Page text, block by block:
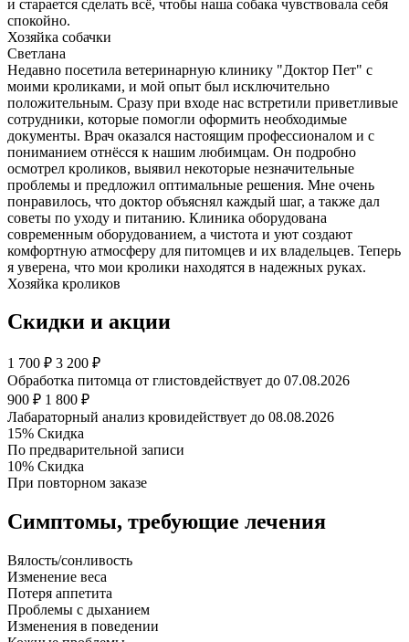
и старается сделать всё, чтобы наша собака чувствовала себя
спокойно.
Хозяйка собачки
Светлана
Недавно посетила ветеринарную клинику "Доктор Пет" с
моими кроликами, и мой опыт был исключительно
положительным. Сразу при входе нас встретили приветливые
сотрудники, которые помогли оформить необходимые
документы. Врач оказался настоящим профессионалом и с
пониманием отнёсся к нашим любимцам. Он подробно
осмотрел кроликов, выявил некоторые незначительные
проблемы и предложил оптимальные решения. Мне очень
понравилось, что доктор объяснял каждый шаг, а также дал
советы по уходу и питанию. Клиника оборудована
современным оборудованием, а чистота и уют создают
комфортную атмосферу для питомцев и их владельцев. Теперь
я уверена, что мои кролики находятся в надежных руках.
Хозяйка кроликов
Скидки и акции
1 700 ₽ 3 200 ₽
Обработка питомца от глистовдействует до 07.08.2026
900 ₽ 1 800 ₽
Лабараторный анализ кровидействует до 08.08.2026
15% Скидка
По предварительной записи
10% Скидка
При повторном заказе
Симптомы, требующие лечения
Вялость/сонливость
Изменение веса
Потеря аппетита
Проблемы с дыханием
Изменения в поведении